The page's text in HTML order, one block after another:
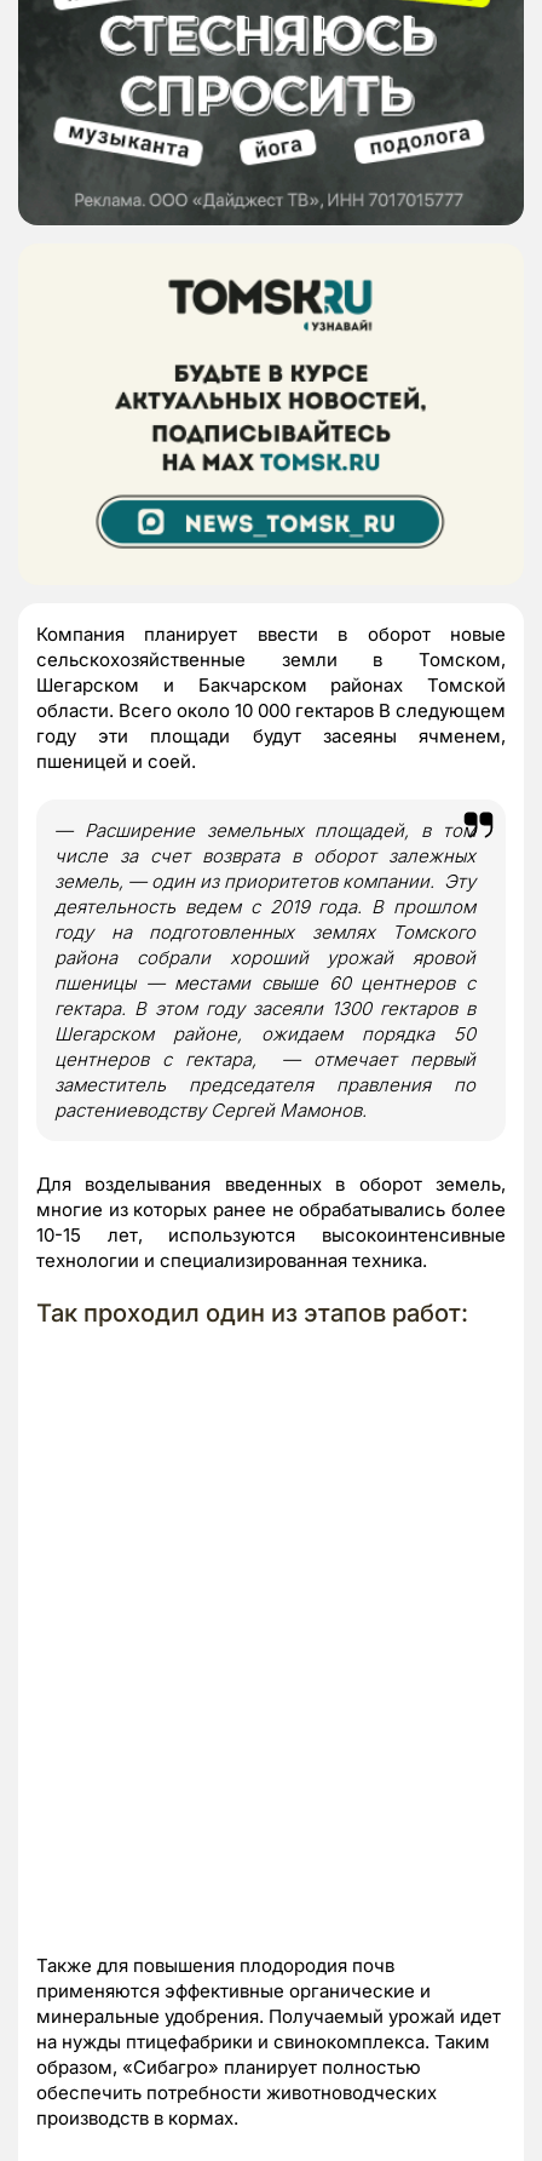
Компания планирует ввести в оборот новые
сельскохозяйственные земли в Томском,
Шегарском и Бакчарском районах Томской
области. Всего около 10 000 гектаров В следующем
году эти площади будут засеяны ячменем,
пшеницей и соей.
— Расширение земельных площадей, в том
числе за счет возврата в оборот залежных
земель, — один из приоритетов компании. Эту
деятельность ведем с 2019 года. В прошлом
году на подготовленных землях Томского
района собрали хороший урожай яровой
пшеницы — местами свыше 60 центнеров с
гектара. В этом году засеяли 1300 гектаров в
Шегарском районе, ожидаем порядка 50
центнеров с гектара, — отмечает первый
заместитель председателя правления по
растениеводству Сергей Мамонов.
Для возделывания введенных в оборот земель,
многие из которых ранее не обрабатывались более
10-15 лет, используются высокоинтенсивные
технологии и специализированная техника.
Так проходил один из этапов работ:
Также для повышения плодородия почв
применяются эффективные органические и
минеральные удобрения. Получаемый урожай идет
на нужды птицефабрики и свинокомплекса. Таким
образом, «Сибагро» планирует полностью
обеспечить потребности животноводческих
производств в кормах.